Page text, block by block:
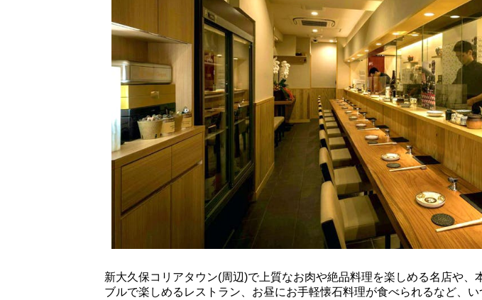
新大久保コリアタウン(周辺)で上質なお肉や絶品料理を楽しめる名店や、
ブルで楽しめるレストラン、お昼にお手軽懐石料理が食べられるなど、